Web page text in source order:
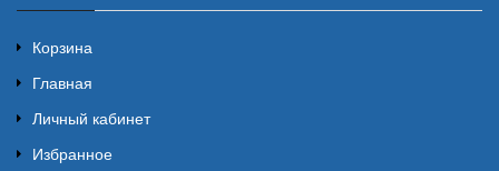
Корзина
Главная
Личный кабинет
Избранное